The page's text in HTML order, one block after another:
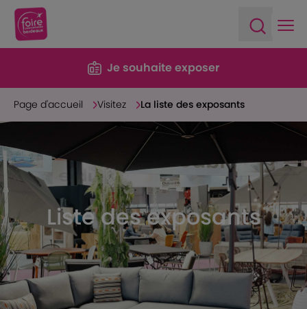
Je souhaite exposer
Page d'accueil Visitez La liste des exposants
Liste des exposants